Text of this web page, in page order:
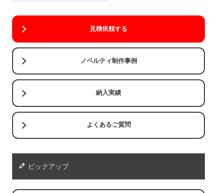
見積依頼する
ノベルティ制作事例
納入実績
よくあるご質問
ピックアップ